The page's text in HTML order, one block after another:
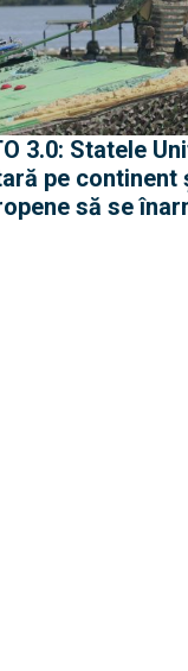
pe continent
să se